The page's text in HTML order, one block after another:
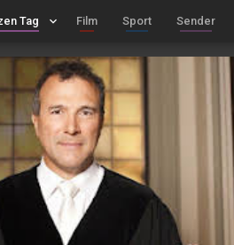
Tag keyboard_arrow_down Film Sport Sender